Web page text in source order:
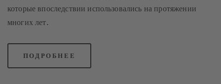
которые впоследствии использовались на протяжении
многих лет.
ПОДРОБНЕЕ